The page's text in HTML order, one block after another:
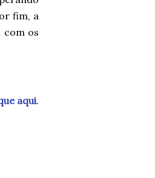
fim, a
com os
aqui.